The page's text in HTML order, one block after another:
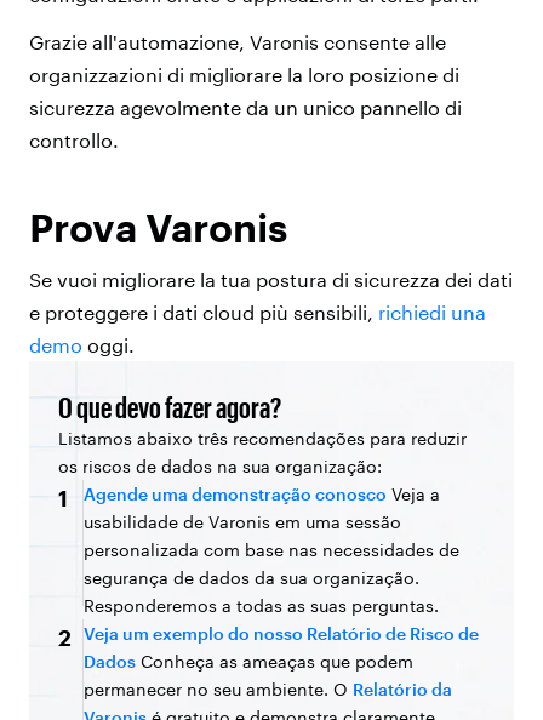
Grazie all'automazione, Varonis consente alle
organizzazioni di migliorare la loro posizione di
sicurezza agevolmente da un unico pannello di
controllo.
Prova Varonis
Se vuoi migliorare la tua postura di sicurezza dei dati
e proteggere i dati cloud più sensibili, richiedi una
demo oggi.
O que devo fazer agora?
Listamos abaixo três recomendações para reduzir
os riscos de dados na sua organização:
1 Agende uma demonstração conosco Veja a
usabilidade de Varonis em uma sessão
personalizada com base nas necessidades de
segurança de dados da sua organização.
Responderemos a todas as suas perguntas.
2
Veja um exemplo do nosso Relatório de Risco de
Dados Conheça as ameaças que podem
permanecer no seu ambiente. O Relatório da